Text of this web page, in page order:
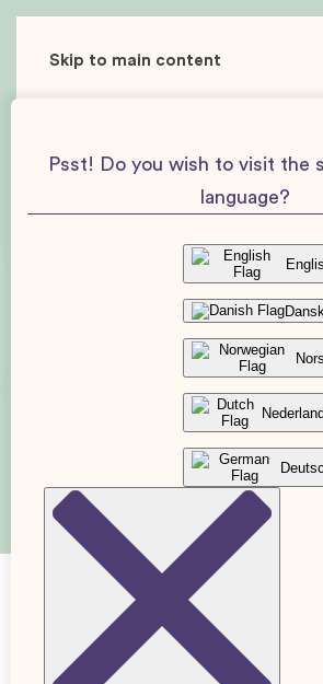
Skip to main content
Tips för att känna
Psst! Do you wish to visit the
language?
Dansk